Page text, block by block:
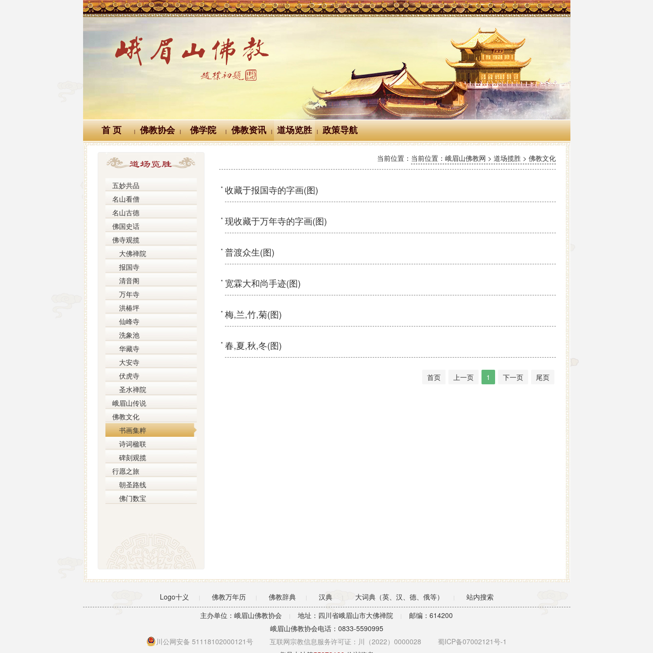
首 页 | 佛教协会 | 佛学院 | 佛教资讯 | 道场览胜 | 政策导航
五妙共品
名山看僧
名山古德
佛国史话
佛寺观揽
大佛禅院
报国寺
清音阁
万年寺
洪椿坪
仙峰寺
洗象池
华藏寺
大安寺
伏虎寺
圣水禅院
峨眉山传说
佛教文化
书画集粹
诗词楹联
碑刻观揽
行愿之旅
朝圣路线
佛门数宝
当前位置：峨眉山佛教网 > 道场揽胜 > 佛教文化
当前位置：
收藏于报国寺的字画(图)
现收藏于万年寺的字画(图)
普渡众生(图)
宽霖大和尚手迹(图)
梅,兰,竹,菊(图)
春,夏,秋,冬(图)
首页 上一页 1 下一页 尾页
Logo十义 | 佛教万年历 | 佛教辞典 | 汉典 大词典（英、汉、德、俄等） |
站内搜索
主办单位：峨眉山佛教协会
| 地址：四川省峨眉山市大佛禅院 |
邮编：614200
峨眉山佛教协会电话：0833-5590995
川公网安备 51118102000121号
互联网宗教信息服务许可证：川（2022）0000028
蜀ICP备07002121号-1